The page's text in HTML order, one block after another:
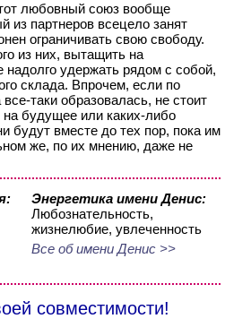
любовный союз вообще
из партнеров всецело занят
ограничивать свою свободу.
из них, вытащить на
надолго удержать рядом с собой,
склада. Впрочем, если по
таки образовалась, не стоит
на будущее или каких-либо
будут вместе до тех пор, пока им
же, по их мнению, даже не
Энергетика имени Денис:
Любознательность,
жизнелюбие, увлеченность
Все об имени Денис >>
совместимости!